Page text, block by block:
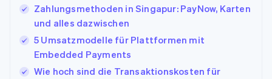
Zahlungsmethoden in Singapur: PayNow, Karten
und alles dazwischen
5 Umsatzmodelle für Plattformen mit
Embedded Payments
Wie hoch sind die Transaktionskosten für
Japan
日本語 English
EnglishFrançais
Kroatien
English Italiano